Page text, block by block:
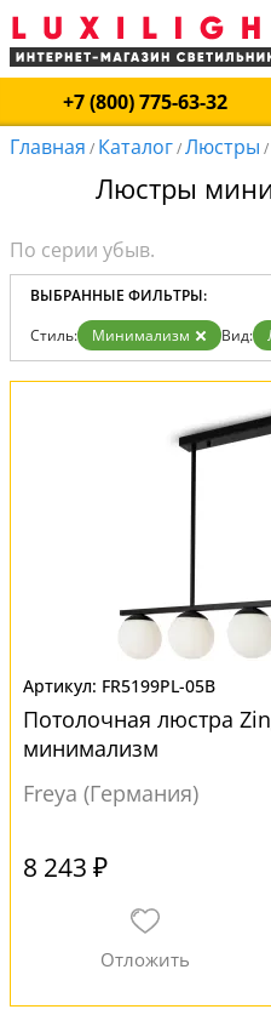
+7 (800) 775-63-32
Главная / Каталог/Люстры /
Люстры
ВЫБРАННЫЕ ФИЛЬТРЫ:
Стиль: Минимализм Вид:
FR5199PL-05B
Потолочная люстра
минимализм
Freya (Германия)
8 243 ₽